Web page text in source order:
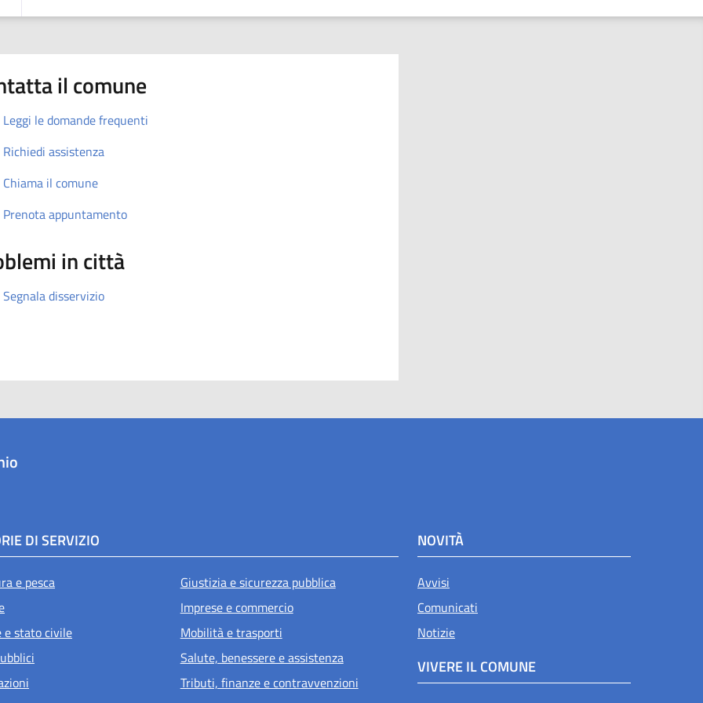
il comune
Leggi le domande frequenti
Richiedi assistenza
Chiama il comune
Prenota appuntamento
in città
Segnala disservizio
DI SERVIZIO
e pesca
e stato civile
Giustizia e sicurezza pubblica
Imprese e commercio
Mobilità e trasporti
Salute, benessere e assistenza
Tributi, finanze e contravvenzioni
NOVITÀ
Avvisi
Comunicati
Notizie
VIVERE IL COMUNE